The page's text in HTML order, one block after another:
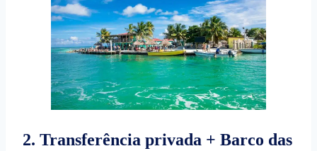
2. Transferência privada + Barco das